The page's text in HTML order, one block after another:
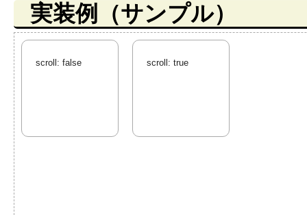
実装例（サンプル）
scroll: false scroll: true